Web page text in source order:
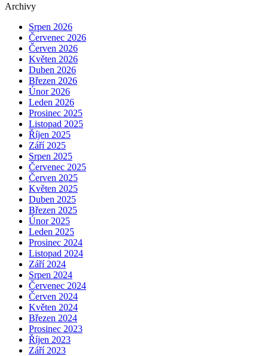
Archivy
Srpen 2026
Červenec 2026
Červen 2026
Květen 2026
Duben 2026
Březen 2026
Únor 2026
Leden 2026
Prosinec 2025
Listopad 2025
Říjen 2025
Září 2025
Srpen 2025
Červenec 2025
Červen 2025
Květen 2025
Duben 2025
Březen 2025
Únor 2025
Leden 2025
Prosinec 2024
Listopad 2024
Září 2024
Srpen 2024
Červenec 2024
Červen 2024
Květen 2024
Březen 2024
Prosinec 2023
Říjen 2023
Září 2023